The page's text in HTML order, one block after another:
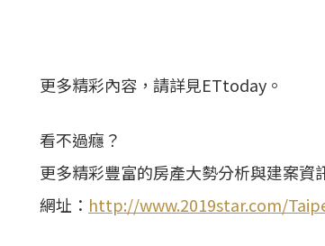
更多精彩內容，請詳見ETtoday。
看不過癮？
更多精彩豐富的房產大勢分析與建案資
網址： http://www.2019star.com/